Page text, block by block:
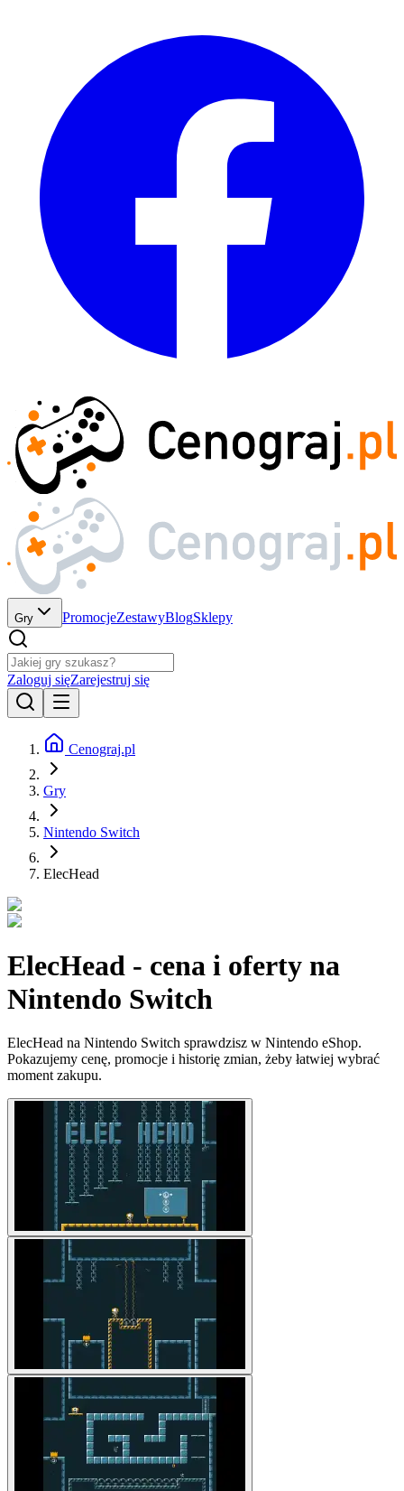
Gry PromocjeZestawyBlogSklepy
Zaloguj sięZarejestruj się
Cenograj.pl
Gry
Nintendo Switch
ElecHead
ElecHead - cena i oferty na
Nintendo Switch
ElecHead na Nintendo Switch sprawdzisz w Nintendo eShop.
Pokazujemy cenę, promocje i historię zmian, żeby łatwiej wybrać
moment zakupu.